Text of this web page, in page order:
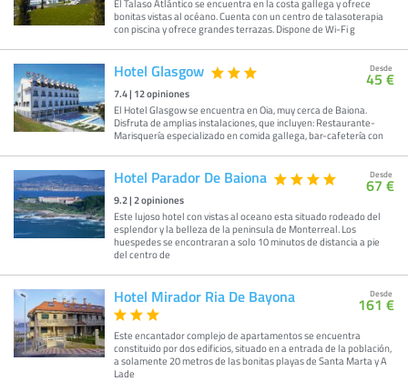
El Talaso Atlántico se encuentra en la costa gallega y ofrece
bonitas vistas al océano. Cuenta con un centro de talasoterapia
con piscina y ofrece grandes terrazas. Dispone de Wi-Fi g
Hotel Glasgow
7.4| 12opiniones
El Hotel Glasgow se encuentra en Oia, muy cerca de Baiona.
Disfruta de amplias instalaciones, que incluyen: Restaurante-
Marisquería especializado en comida gallega, bar-cafetería con
Desde
45 €
Hotel Parador De Baiona
9.2|2opiniones
Este lujoso hotel con vistas al oceano esta situado rodeado del
esplendor y la belleza de la peninsula de Monterreal. Los
huespedes se encontraran a solo 10 minutos de distancia a pie
del centro de
Desde
67 €
Hotel Mirador Ria De Bayona
Este encantador complejo de apartamentos se encuentra
constituido por dos edificios, situado en a entrada de la población,
a solamente 20 metros de las bonitas playas de Santa Marta y A
Lade
Desde
161 €